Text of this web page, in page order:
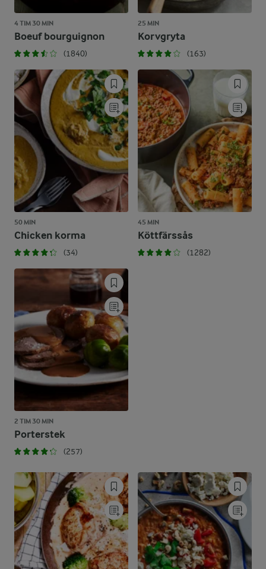
4 TIM 30 MIN
Boeuf bourguignon
(1840)
25 MIN
Korvgryta
(163)
50 MIN
Chicken korma
(34)
45 MIN
Köttfärssås
(1282)
2 TIM 30 MIN
Porterstek
(257)